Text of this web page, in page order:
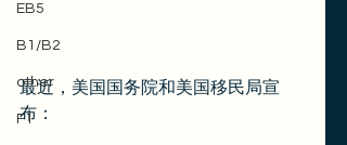
EB5
B1/B2
other
F1
最近，美国国务院和美国移民局宣
布：